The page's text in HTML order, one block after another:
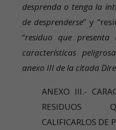
desprenda o tenga la
de desprenderse” y
“residuo que
características
anexo III de la citada
ANEXO III.-
RESIDUOS
CALIFICARLOS DE